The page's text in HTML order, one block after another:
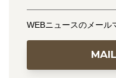
WEBニュースのメール